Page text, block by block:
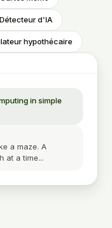
Détecteur d'IA
hypothécaire
in simple
a maze. A
at a time...